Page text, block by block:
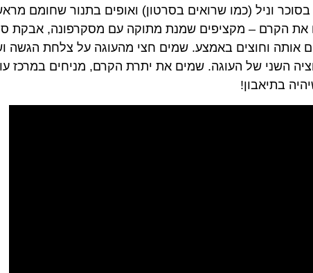
את הקרם – מקציפים שמנת מתוקה עם מסקרפונה, אבקת
אותה וחוצים באמצע. שמים חצי מהעוגה על צלחת הגשה
השני של העוגה. שמים את יתרת הקרם, מניחים במרכז
בתיאבון!